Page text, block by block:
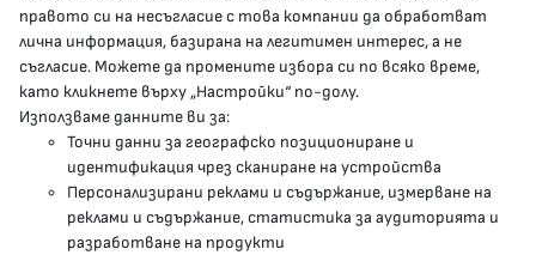
Facebook страница
Instragram профил
YouTube канал
Threads профил
правото си на несъгласие с това компании да обработват
лична информация, базирана на легитимен интерес, а не
съгласие. Можете да промените избора си по всяко време,
като кликнете върху „Настройки“ по-долу.
Използваме данните ви за:
Точни данни за географско позициониране и
идентификация чрез сканиране на устройства
Персонализирани реклами и съдържание, измерване на
реклами и съдържание, статистика за аудиторията и
разработване на продукти